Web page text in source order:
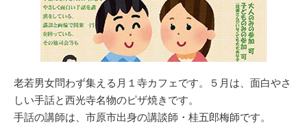
老若男女問わず集える月１寺カフェです。５月は、面白やさ
しい手話と西光寺名物のピザ焼きです。
手話の講師は、市原市出身の講談師・桂五郎梅師です。